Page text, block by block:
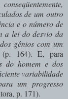
de um outro
e o número de
a lei do desvio da
gênios com um
164). E, para
do homem e dos
variabilidade
um progresso
p. 171).